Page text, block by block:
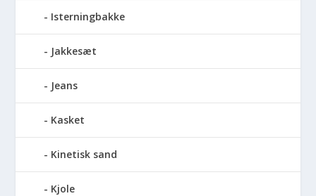
Isterningbakke
Jakkesæt
Jeans
Kasket
Kinetisk sand
Kjole